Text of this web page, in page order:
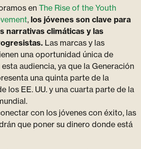
en The Rise of the Youth
, los jóvenes son clave para
narrativas climáticas y las
Las marcas y las
una oportunidad única de
audiencia, ya que la Generación
una quinta parte de la
los EE. UU. y una cuarta parte de la
con los jóvenes con éxito, las
que poner su dinero donde está